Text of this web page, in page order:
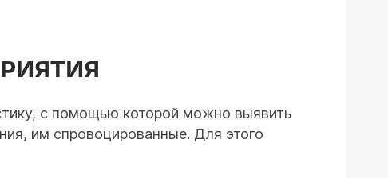
с помощью которой можно выявить
им спровоцированные. Для этого